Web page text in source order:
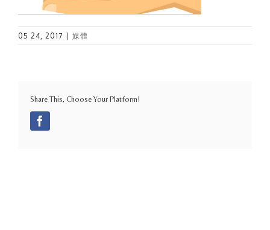
05 24, 2017 媒體
Share This, Choose Your Platform!